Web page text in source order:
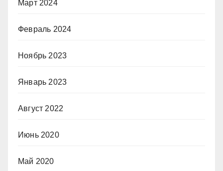
Март 2024
Февраль 2024
Ноябрь 2023
Январь 2023
Август 2022
Июнь 2020
Май 2020